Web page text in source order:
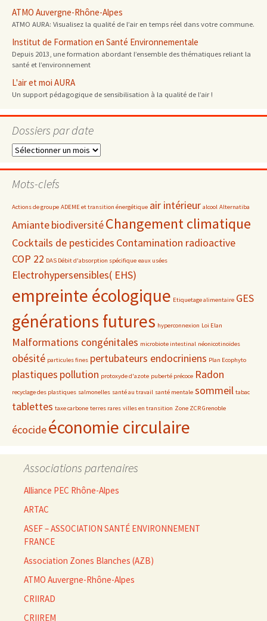
ATMO Auvergne-Rhône-Alpes
ATMO AURA: Visualisez la qualité de l’air en temps réel dans votre commune.
Institut de Formation en Santé Environnementale
Depuis 2013, une formation abordant l’ensemble des thématiques reliant la
santé et l’environnement
L'air et moi AURA
Un support pédagogique de sensibilisation à la qualité de l’air !
Dossiers par date
Dossiers
date
Mots-clefs
Actions de groupe ADEME et transition énergétique air intérieur alcool Alternatiba
AmiantebiodiversitéChangement climatique
Cocktails de pesticides Contamination radioactive
COP 22 DAS Débit d'absorption spécifique eaux usées
Electrohypersensibles( EHS)
empreinte écologique Etiquetage alimentaire GES
générations futures hyperconnexion Loi Elan
Malformations congénitales microbiote intestinal néonicotinoïdes
obésité particules fines pertubateurs endocriniens Plan Ecophyto
plastiques pollution protoxyde d'azote puberté précoce Radon
recyclage des plastiques salmonelles santé au travail santé mentale sommeil tabac
tablettes taxe carbone terres rares villes en transition Zone ZCR Grenoble
écocideéconomie circulaire
Associations partenaires
Alliance PEC Rhône-Alpes
ARTAC
ASEF – ASSOCIATION SANTÉ ENVIRONNEMENT
FRANCE
Association Zones Blanches (AZB)
ATMO Auvergne-Rhône-Alpes
CRIIRAD
CRIIREM